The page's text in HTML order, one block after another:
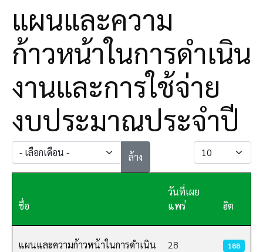
b
o
o
k
e
แผนและความ
ก้าวหน้าในการดำเนิน
งานและการใช้จ่าย
งบประมาณประจำปี
- เลือกเดือน -
ล้าง
แสดง #
ชื่อ
วันที่เผย
แพร่
ฮิต
แผนและความก้าวหน้าในการดำเนิน
28
188